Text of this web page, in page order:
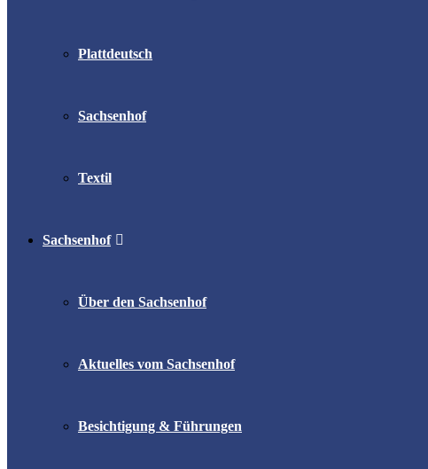
Plattdeutsch
Sachsenhof
Textil
Sachsenhof
Über den Sachsenhof
Aktuelles vom Sachsenhof
Besichtigung & Führungen